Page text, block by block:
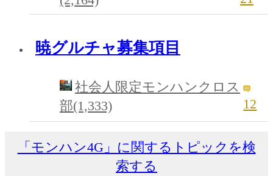
暁グルチャ募集項目
社会人限定モンハンクロス
部(1,333)
12
「モンハン4G」に関するトピックを検
索する